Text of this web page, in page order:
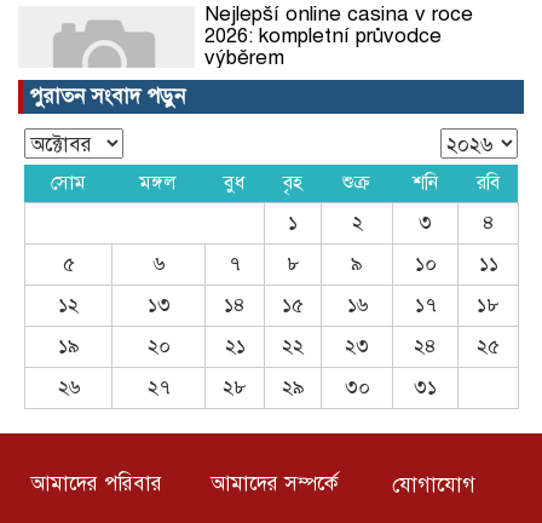
Nejlepší online casina v roce
2026: kompletní průvodce
výběrem
Nejlepší online casina v roce
výběrem
Nejlepší online casina v roce
2026: kompletní průvodce
výběrem
খুলনার কয়রা থানার উদ্যোগে সুধী
সমাবেশ ও মতবিনিময় সভা অনুষ্ঠিত
হয়েছে। অনুষ্ঠানে প্রধান অতিথি হিসেবে
উপস্থিত ছিলেন খুলনা জেলার পুলিশ সুপার
মোঃ তাজুল ইসলাম।
যুক্তরাষ্ট্রের আইডাহো অঙ্গরাজ্যের টুইন
ফলস শহরে একটি শপিং সেন্টারে এক
পুরাতন সংবাদ পড়ুন
সোম মঙ্গল বুধ বৃহ শুক্র শনি
রবি
১
২ ৩
৪
৫
৬ ৭ ৮ ৯ ১০
১১
১২
১৩ ১৪ ১৫ ১৬ ১৭
১৮
১৯
২০ ২১ ২২ ২৩ ২৪
২৫
২৬
২৭ ২৮ ২৯ ৩০ ৩১
আমাদের পরিবার আমাদের সম্পর্কে যোগাযোগ